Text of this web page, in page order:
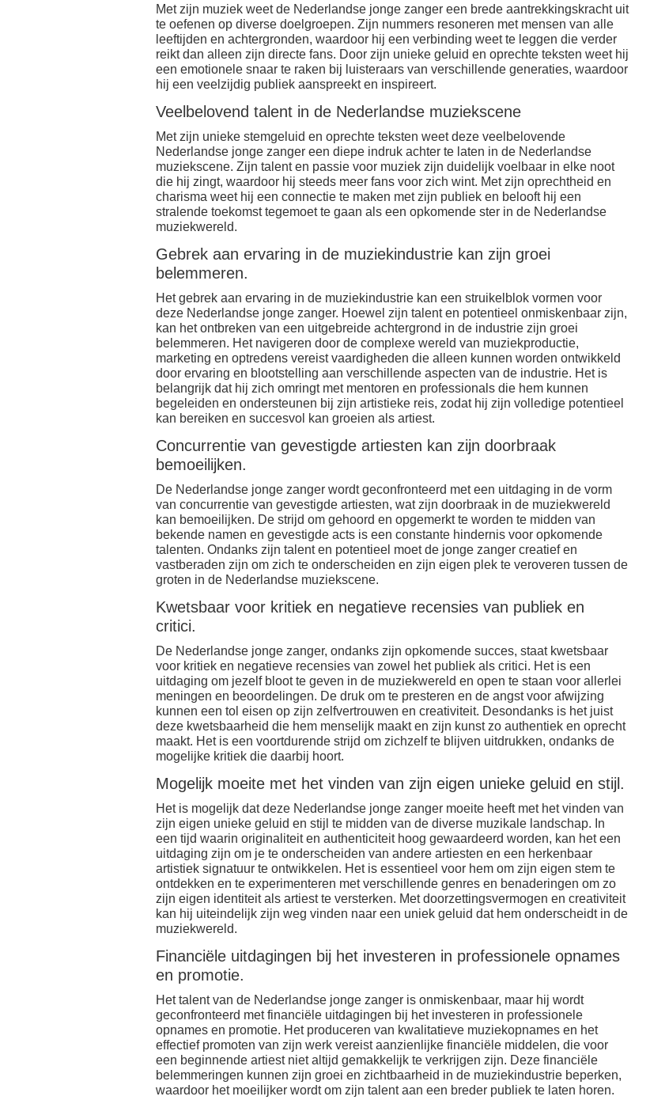
Met zijn muziek weet de Nederlandse jonge zanger een brede aantrekkingskracht uit
te oefenen op diverse doelgroepen. Zijn nummers resoneren met mensen van alle
leeftijden en achtergronden, waardoor hij een verbinding weet te leggen die verder
reikt dan alleen zijn directe fans. Door zijn unieke geluid en oprechte teksten weet hij
een emotionele snaar te raken bij luisteraars van verschillende generaties, waardoor
hij een veelzijdig publiek aanspreekt en inspireert.
Veelbelovend talent in de Nederlandse muziekscene
Met zijn unieke stemgeluid en oprechte teksten weet deze veelbelovende
Nederlandse jonge zanger een diepe indruk achter te laten in de Nederlandse
muziekscene. Zijn talent en passie voor muziek zijn duidelijk voelbaar in elke noot
die hij zingt, waardoor hij steeds meer fans voor zich wint. Met zijn oprechtheid en
charisma weet hij een connectie te maken met zijn publiek en belooft hij een
stralende toekomst tegemoet te gaan als een opkomende ster in de Nederlandse
muziekwereld.
Gebrek aan ervaring in de muziekindustrie kan zijn groei
belemmeren.
Het gebrek aan ervaring in de muziekindustrie kan een struikelblok vormen voor
deze Nederlandse jonge zanger. Hoewel zijn talent en potentieel onmiskenbaar zijn,
kan het ontbreken van een uitgebreide achtergrond in de industrie zijn groei
belemmeren. Het navigeren door de complexe wereld van muziekproductie,
marketing en optredens vereist vaardigheden die alleen kunnen worden ontwikkeld
door ervaring en blootstelling aan verschillende aspecten van de industrie. Het is
belangrijk dat hij zich omringt met mentoren en professionals die hem kunnen
begeleiden en ondersteunen bij zijn artistieke reis, zodat hij zijn volledige potentieel
kan bereiken en succesvol kan groeien als artiest.
Concurrentie van gevestigde artiesten kan zijn doorbraak
bemoeilijken.
De Nederlandse jonge zanger wordt geconfronteerd met een uitdaging in de vorm
van concurrentie van gevestigde artiesten, wat zijn doorbraak in de muziekwereld
kan bemoeilijken. De strijd om gehoord en opgemerkt te worden te midden van
bekende namen en gevestigde acts is een constante hindernis voor opkomende
talenten. Ondanks zijn talent en potentieel moet de jonge zanger creatief en
vastberaden zijn om zich te onderscheiden en zijn eigen plek te veroveren tussen de
groten in de Nederlandse muziekscene.
Kwetsbaar voor kritiek en negatieve recensies van publiek en
critici.
De Nederlandse jonge zanger, ondanks zijn opkomende succes, staat kwetsbaar
voor kritiek en negatieve recensies van zowel het publiek als critici. Het is een
uitdaging om jezelf bloot te geven in de muziekwereld en open te staan voor allerlei
meningen en beoordelingen. De druk om te presteren en de angst voor afwijzing
kunnen een tol eisen op zijn zelfvertrouwen en creativiteit. Desondanks is het juist
deze kwetsbaarheid die hem menselijk maakt en zijn kunst zo authentiek en oprecht
maakt. Het is een voortdurende strijd om zichzelf te blijven uitdrukken, ondanks de
mogelijke kritiek die daarbij hoort.
Mogelijk moeite met het vinden van zijn eigen unieke geluid en stijl.
Het is mogelijk dat deze Nederlandse jonge zanger moeite heeft met het vinden van
zijn eigen unieke geluid en stijl te midden van de diverse muzikale landschap. In
een tijd waarin originaliteit en authenticiteit hoog gewaardeerd worden, kan het een
uitdaging zijn om je te onderscheiden van andere artiesten en een herkenbaar
artistiek signatuur te ontwikkelen. Het is essentieel voor hem om zijn eigen stem te
ontdekken en te experimenteren met verschillende genres en benaderingen om zo
zijn eigen identiteit als artiest te versterken. Met doorzettingsvermogen en creativiteit
kan hij uiteindelijk zijn weg vinden naar een uniek geluid dat hem onderscheidt in de
muziekwereld.
Financiële uitdagingen bij het investeren in professionele opnames
en promotie.
Het talent van de Nederlandse jonge zanger is onmiskenbaar, maar hij wordt
geconfronteerd met financiële uitdagingen bij het investeren in professionele
opnames en promotie. Het produceren van kwalitatieve muziekopnames en het
effectief promoten van zijn werk vereist aanzienlijke financiële middelen, die voor
een beginnende artiest niet altijd gemakkelijk te verkrijgen zijn. Deze financiële
belemmeringen kunnen zijn groei en zichtbaarheid in de muziekindustrie beperken,
waardoor het moeilijker wordt om zijn talent aan een breder publiek te laten horen.